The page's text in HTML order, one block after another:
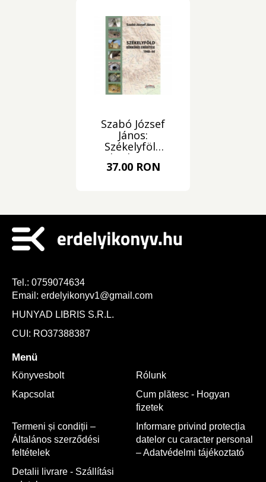
Szabó József
János:
Székelyföld
körkörös
erődítése
37.00 RON
Tel.: 0759074634
Email: erdelyikonyv1@gmail.com
HUNYAD LIBRIS S.R.L.
CUI: RO37388387
Menü
Könyvesbolt
Rólunk
Kapcsolat
Cum plătesc - Hogyan
fizetek
Termeni și condiții –
Általános szerződési
feltételek
Informare privind protecția
datelor cu caracter personal
– Adatvédelmi tájékoztató
Detalii livrare - Szállítási